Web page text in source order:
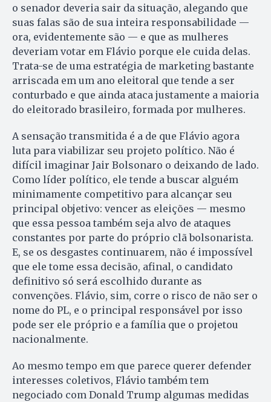
o senador deveria sair da situação, alegando que
suas falas são de sua inteira responsabilidade —
ora, evidentemente são — e que as mulheres
deveriam votar em Flávio porque ele cuida delas.
Trata-se de uma estratégia de marketing bastante
arriscada em um ano eleitoral que tende a ser
conturbado e que ainda ataca justamente a maioria
do eleitorado brasileiro, formada por mulheres.
A sensação transmitida é a de que Flávio agora
luta para viabilizar seu projeto político. Não é
difícil imaginar Jair Bolsonaro o deixando de lado.
Como líder político, ele tende a buscar alguém
minimamente competitivo para alcançar seu
principal objetivo: vencer as eleições — mesmo
que essa pessoa também seja alvo de ataques
constantes por parte do próprio clã bolsonarista.
E, se os desgastes continuarem, não é impossível
que ele tome essa decisão, afinal, o candidato
definitivo só será escolhido durante as
convenções. Flávio, sim, corre o risco de não ser o
nome do PL, e o principal responsável por isso
pode ser ele próprio e a família que o projetou
nacionalmente.
Ao mesmo tempo em que parece querer defender
interesses coletivos, Flávio também tem
negociado com Donald Trump algumas medidas